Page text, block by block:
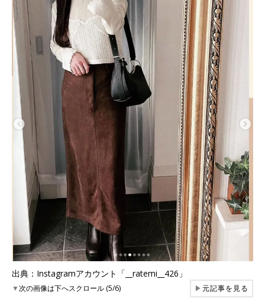
出典：Instagramアカウント「__ratemi__426」
▼次の画像は下へスクロール (5/6) ▶元記事を見る